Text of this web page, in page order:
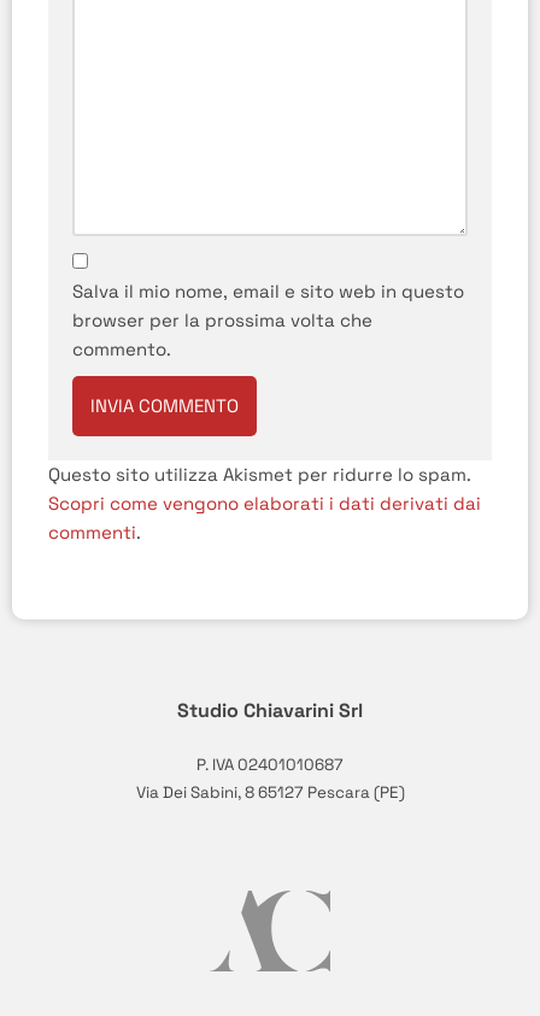
Salva il mio nome, email e sito web in questo
browser per la prossima volta che
commento.
Questo sito utilizza Akismet per ridurre lo spam.
Scopri come vengono elaborati i dati derivati dai
commenti.
Studio Chiavarini Srl
P. IVA 02401010687
Via Dei Sabini, 8 65127 Pescara (PE)